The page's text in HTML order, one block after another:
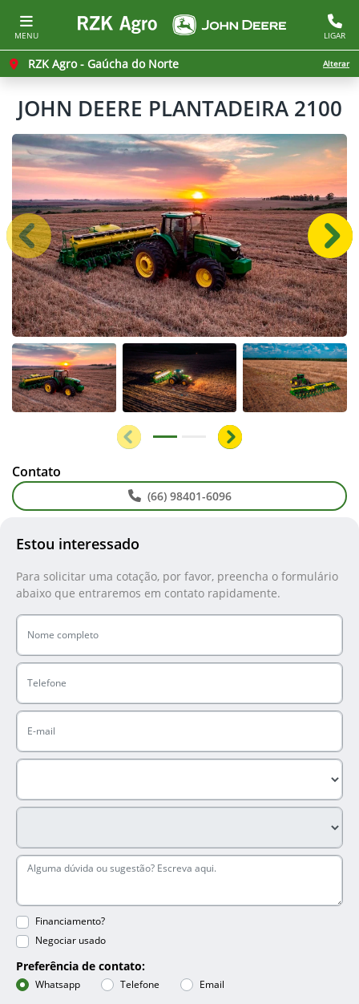
MENU LIGAR
RZK Agro - Gaúcha do Norte Alterar
JOHN DEERE PLANTADEIRA 2100
Estou interessado
Para solicitar uma cotação, por favor, preencha o formulário
abaixo que entraremos em contato rapidamente.
Financiamento?
Negociar usado
Preferência de contato:
Whatsapp Telefone Email
Anterior
Anterior
Próximo
Contato
(66) 98401-6096